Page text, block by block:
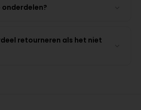
retourneren als het niet